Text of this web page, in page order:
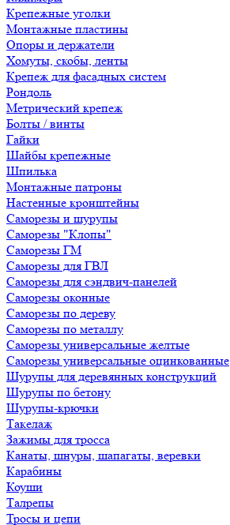
Крепежные уголки
Монтажные пластины
Опоры и держатели
Хомуты, скобы, ленты
Крепеж для фасадных систем
Рондоль
Метрический крепеж
Болты / винты
Гайки
Шайбы крепежные
Шпилька
Монтажные патроны
Настенные кронштейны
Саморезы и шурупы
Саморезы "Клопы"
Саморезы ГМ
Саморезы для ГВЛ
Саморезы для сэндвич-панелей
Саморезы оконные
Саморезы по дереву
Саморезы по металлу
Саморезы универсальные желтые
Саморезы универсальные оцинкованные
Шурупы для деревянных конструкций
Шурупы по бетону
Шурупы-крючки
Такелаж
Зажимы для тросса
Канаты, шнуры, шапагаты, веревки
Карабины
Коуши
Талрепы
Тросы и цепи